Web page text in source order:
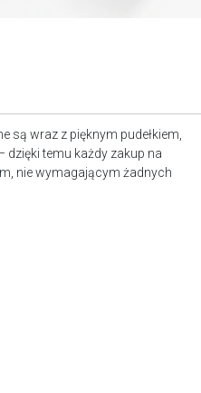
są wraz z pięknym pudełkiem,
temu każdy zakup na
nie wymagającym żadnych